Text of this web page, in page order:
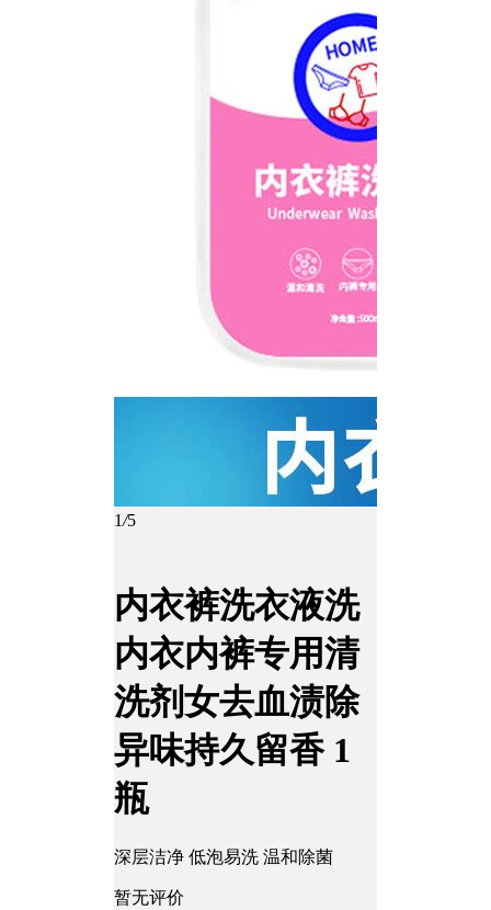
1/5
内衣裤洗衣液洗
内衣内裤专用清
洗剂女去血渍除
异味持久留香 1
瓶
深层洁净 低泡易洗 温和除菌
暂无评价